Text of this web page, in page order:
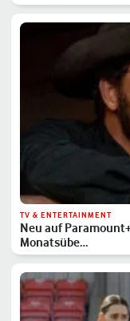
TV & ENTERTAINMENT
Neu auf
Monatsübe…